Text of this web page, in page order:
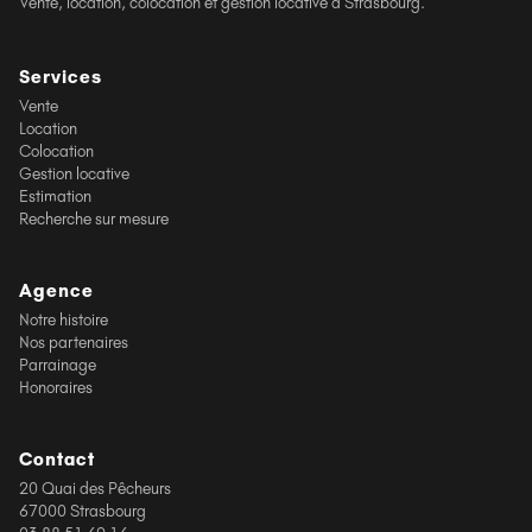
Services
Vente
Location
Colocation
Gestion locative
Estimation
Recherche sur mesure
Agence
Notre histoire
Nos partenaires
Parrainage
Honoraires
Contact
20 Quai des Pêcheurs
67000 Strasbourg